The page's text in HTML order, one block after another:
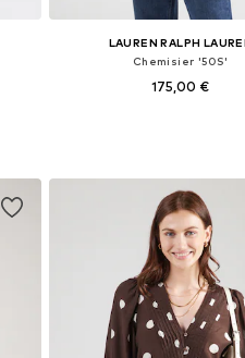
LAUREN RALPH
Chemisier '50S'
175,00 €